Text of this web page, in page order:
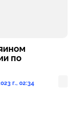
по
г., 02:34